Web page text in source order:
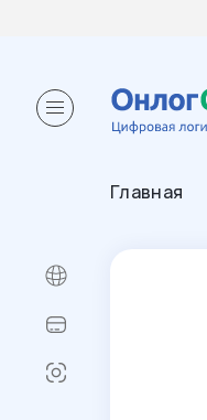
Главная